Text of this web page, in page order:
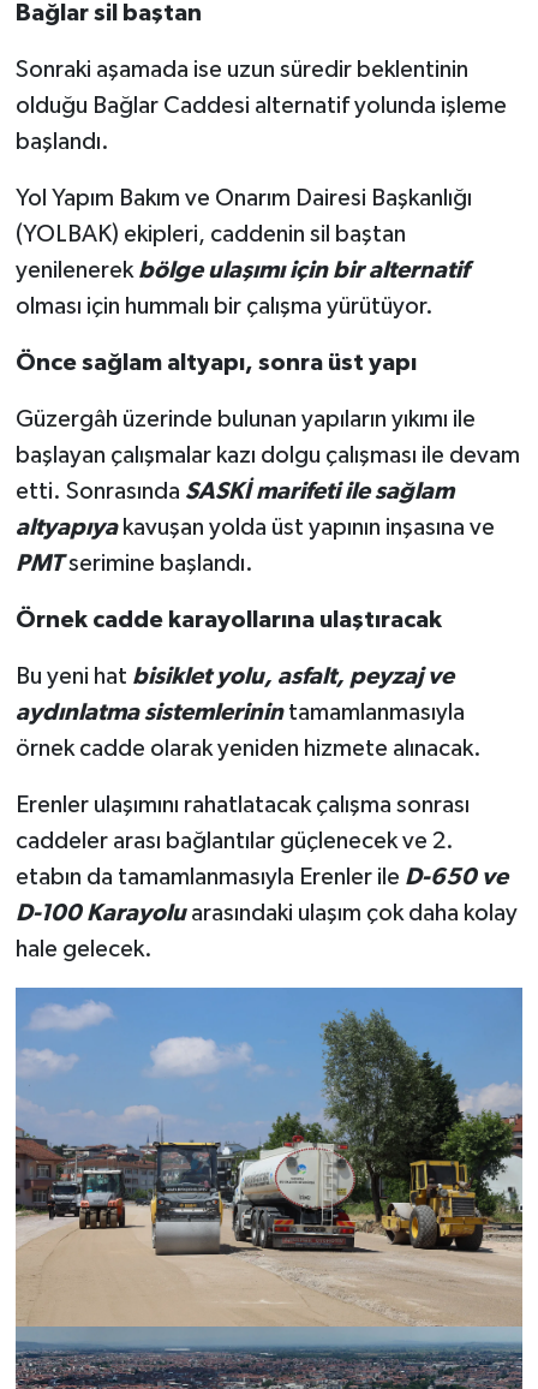
Bağlar sil baştan
Sonraki aşamada ise uzun süredir beklentinin
olduğu Bağlar Caddesi alternatif yolunda işleme
başlandı.
Yol Yapım Bakım ve Onarım Dairesi Başkanlığı
(YOLBAK) ekipleri, caddenin sil baştan
yenilenerek bölge ulaşımı için bir alternatif
olması için hummalı bir çalışma yürütüyor.
Önce sağlam altyapı, sonra üst yapı
Güzergâh üzerinde bulunan yapıların yıkımı ile
başlayan çalışmalar kazı dolgu çalışması ile devam
etti. Sonrasında SASKİ marifeti ile sağlam
altyapıyakavuşan yolda üst yapının inşasına ve
PMTserimine başlandı.
Örnek cadde karayollarına ulaştıracak
Bu yeni hat bisiklet yolu, asfalt, peyzaj ve
aydınlatma sistemlerinintamamlanmasıyla
örnek cadde olarak yeniden hizmete alınacak.
Erenler ulaşımını rahatlatacak çalışma sonrası
caddeler arası bağlantılar güçlenecek ve 2.
etabın da tamamlanmasıyla Erenler ile D-650 ve
D-100 Karayoluarasındaki ulaşım çok daha kolay
hale gelecek.